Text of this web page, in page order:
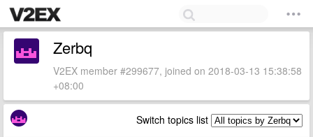
Zerbq
V2EX member #299677, joined on 2018-03-13 15:38:58
+08:00
Switch topics list